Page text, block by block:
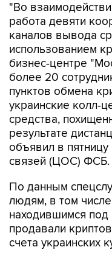
"Во
работа девяти
каналов вывода
использованием
бизнес-центре
более 20
пунктов обмена
украинские колл-
средства,
результате
объявил в
связей (ЦОС) ФСБ.
По данным
людям, в том
находившимся
продавали
счета украинских